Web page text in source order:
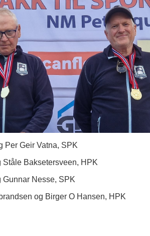
Per Geir Vatna, SPK
Ståle Baksetersveen, HPK
Gunnar Nesse, SPK
og Birger O Hansen, HPK